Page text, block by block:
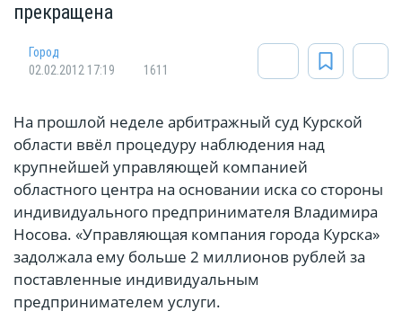
прекращена
Город
02.02.2012 17:19
1611
На прошлой неделе арбитражный суд Курской
области ввёл процедуру наблюдения над
крупнейшей управляющей компанией
областного центра на основании иска со стороны
индивидуального предпринимателя Владимира
Носова. «Управляющая компания города Курска»
задолжала ему больше 2 миллионов рублей за
поставленные индивидуальным
предпринимателем услуги.